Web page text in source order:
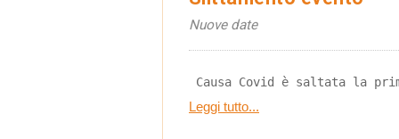
Nuove date
Causa Covid è saltata la
Leggi tutto...